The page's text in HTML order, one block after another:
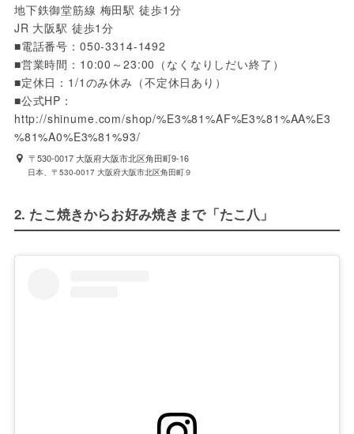
地下鉄御堂筋線 梅田駅 徒歩1分
JR 大阪駅 徒歩1分
■電話番号：050-3314-1492
■営業時間：10:00～23:00（なくなりしだい終了）
■定休日：1/1のみ休み（不定休日あり）
■公式HP：
http://shinume.com/shop/%E3%81%AF%E3%81%AA%E3
%81%A0%E3%81%93/
〒530-0017 大阪府大阪市北区角田町9-16
日本、〒530-0017 大阪府大阪市北区角田町９
2. たこ焼きからお好み焼きまで「たこ八」